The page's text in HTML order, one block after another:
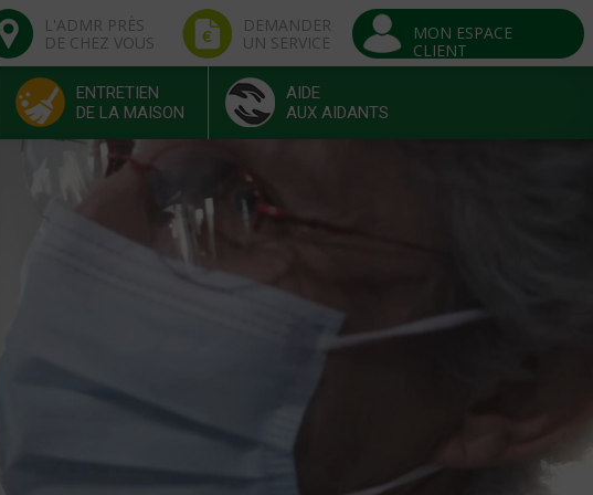
L'ADMR PRÈS
DE CHEZ VOUS
DEMANDER
UN SERVICE
MON ESPACE
CLIENT
ENTRETIEN
DE LA MAISON
AIDE
AUX AIDANTS